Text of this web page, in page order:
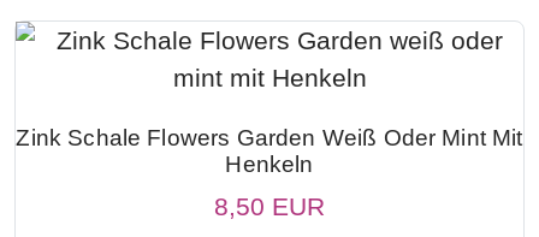
Zink Schale Flowers Garden Weiß Oder Mint Mit
Henkeln
8,50 EUR